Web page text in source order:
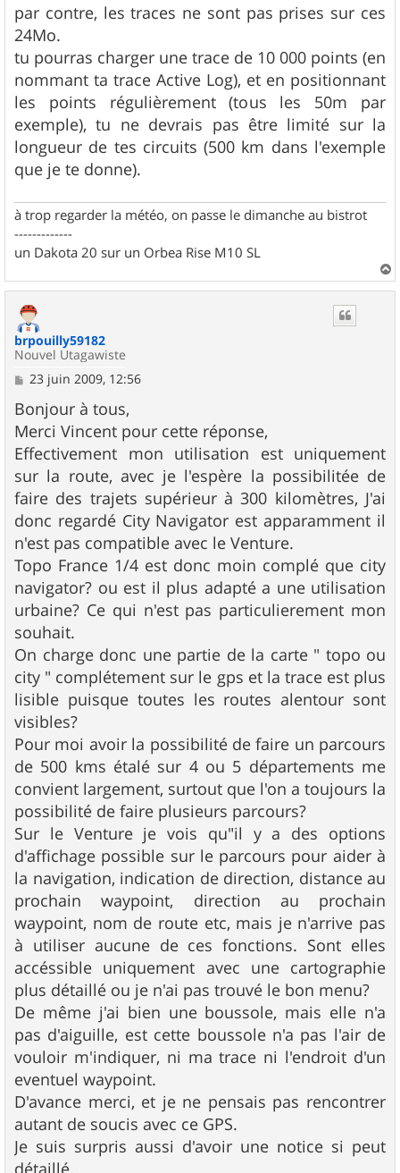
par contre, les traces ne sont pas prises sur ces
24Mo.
tu pourras charger une trace de 10 000 points (en
nommant ta trace Active Log), et en positionnant
les points régulièrement (tous les 50m par
exemple), tu ne devrais pas être limité sur la
longueur de tes circuits (500 km dans l'exemple
que je te donne).
à trop regarder la météo, on passe le dimanche au bistrot
-------------
un Dakota 20 sur un Orbea Rise M10 SL
a
brpouilly59182
Nouvel Utagawiste
M
s
s
a
g
e
23 juin 2009, 12:56
Bonjour à tous,
Merci Vincent pour cette réponse,
Effectivement mon utilisation est uniquement
sur la route, avec je l'espère la possibilitée de
faire des trajets supérieur à 300 kilomètres, J'ai
donc regardé City Navigator est apparamment il
n'est pas compatible avec le Venture.
Topo France 1/4 est donc moin complé que city
navigator? ou est il plus adapté a une utilisation
urbaine? Ce qui n'est pas particulierement mon
souhait.
On charge donc une partie de la carte " topo ou
city " complétement sur le gps et la trace est plus
lisible puisque toutes les routes alentour sont
visibles?
Pour moi avoir la possibilité de faire un parcours
de 500 kms étalé sur 4 ou 5 départements me
convient largement, surtout que l'on a toujours la
possibilité de faire plusieurs parcours?
Sur le Venture je vois qu"il y a des options
d'affichage possible sur le parcours pour aider à
la navigation, indication de direction, distance au
prochain waypoint, direction au prochain
waypoint, nom de route etc, mais je n'arrive pas
à utiliser aucune de ces fonctions. Sont elles
accéssible uniquement avec une cartographie
plus détaillé ou je n'ai pas trouvé le bon menu?
De même j'ai bien une boussole, mais elle n'a
pas d'aiguille, est cette boussole n'a pas l'air de
vouloir m'indiquer, ni ma trace ni l'endroit d'un
eventuel waypoint.
D'avance merci, et je ne pensais pas rencontrer
autant de soucis avec ce GPS.
Je suis surpris aussi d'avoir une notice si peut